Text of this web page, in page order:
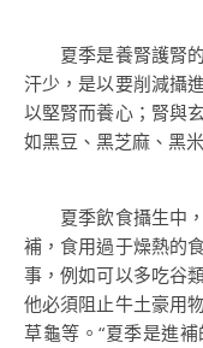
夏季是養腎護腎的
汗少，是以要削減攝
以堅腎而養心；腎與
如黑豆、黑芝麻、黑
夏季飲食攝生中，
補，食用過于燥熱的
事，例如可以多吃谷
他必須阻止牛土豪用
草龜等。“夏季是進